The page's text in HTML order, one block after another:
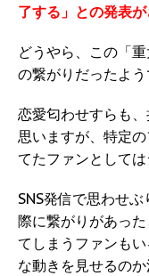
了する」との発表
どうやら、この「
の繋がりだったよう
恋愛匂わせすらも
思いますが、特定
てたファンとしては
SNS発信で思わせ
際に繋がりがあっ
てしまうファンも
な動きを見せるのか